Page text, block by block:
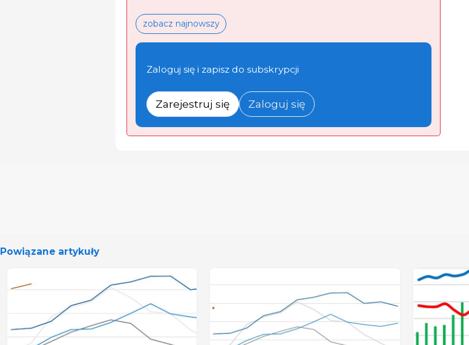
zobacz najnowszy
Zaloguj się i zapisz do subskrypcji
Zarejestruj się Zaloguj się
Powiązane artykuły